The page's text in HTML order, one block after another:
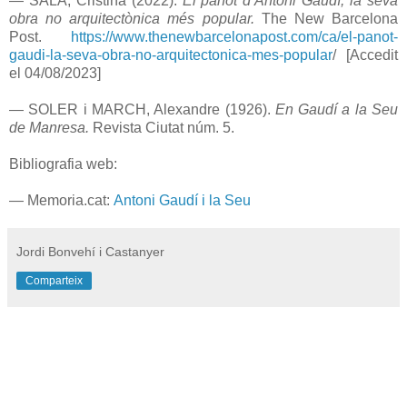
obra no arquitectònica més popular. The New Barcelona
Post.
https://www.thenewbarcelonapost.com/ca/el-panot-
gaudi-la-seva-obra-no-arquitectonica-mes-popular/ [Accedit
el 04/08/2023]
— SOLER i MARCH, Alexandre (1926). En Gaudí a la Seu
de Manresa. Revista Ciutat núm. 5.
Bibliografia web:
— Memoria.cat: Antoni Gaudí i la Seu
Jordi Bonvehí i Castanyer
Comparteix